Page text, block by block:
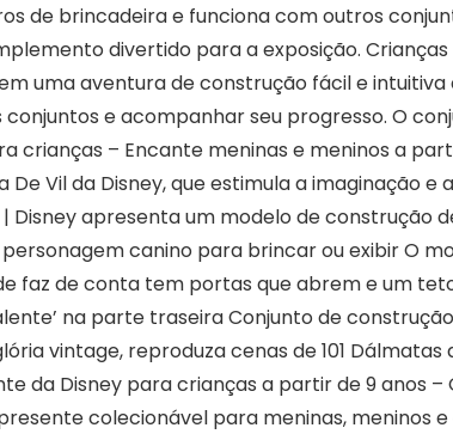
de brincadeira e funciona com outros
divertido para a exposição.
uma aventura de construção fácil e intuitiva
e acompanhar seu progresso. O
crianças – Encante meninas e meninos a
Vil da Disney, que estimula a imaginação e
Disney apresenta um modelo de construção
personagem canino para brincar ou exibir O
faz de conta tem portas que abrem e um
na parte traseira Conjunto de
vintage, reproduza cenas de 101 Dálmatas
da Disney para crianças a partir de 9 anos
colecionável para meninas, meninos